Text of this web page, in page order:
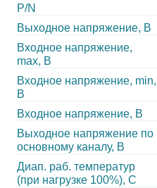
P/N
Выходное напряжение, В
Входное напряжение,
max, В
Входное напряжение, min,
В
Входное напряжение, В
Выходное напряжение по
основному каналу, В
Диап. раб. температур
(при нагрузке 100%), C